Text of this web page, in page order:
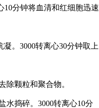
10分钟将血清和红细胞迅速
。3000转离心30分钟取上
除颗粒和聚合物。
水捣碎。3000转离心10分